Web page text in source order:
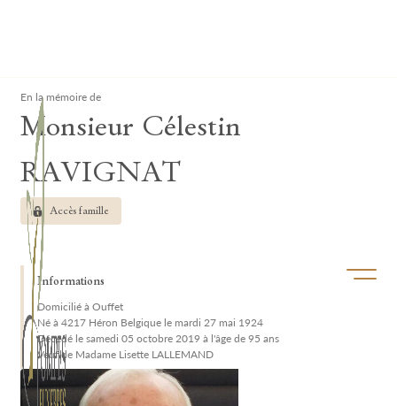
Ouvrir/
En la mémoire de
Monsieur Célestin
RAVIGNAT
Accès famille
Informations
Domicilié à Ouffet
Né à 4217 Héron Belgique le mardi 27 mai 1924
Décédé le samedi 05 octobre 2019 à l'âge de 95 ans
Veuf de Madame Lisette LALLEMAND